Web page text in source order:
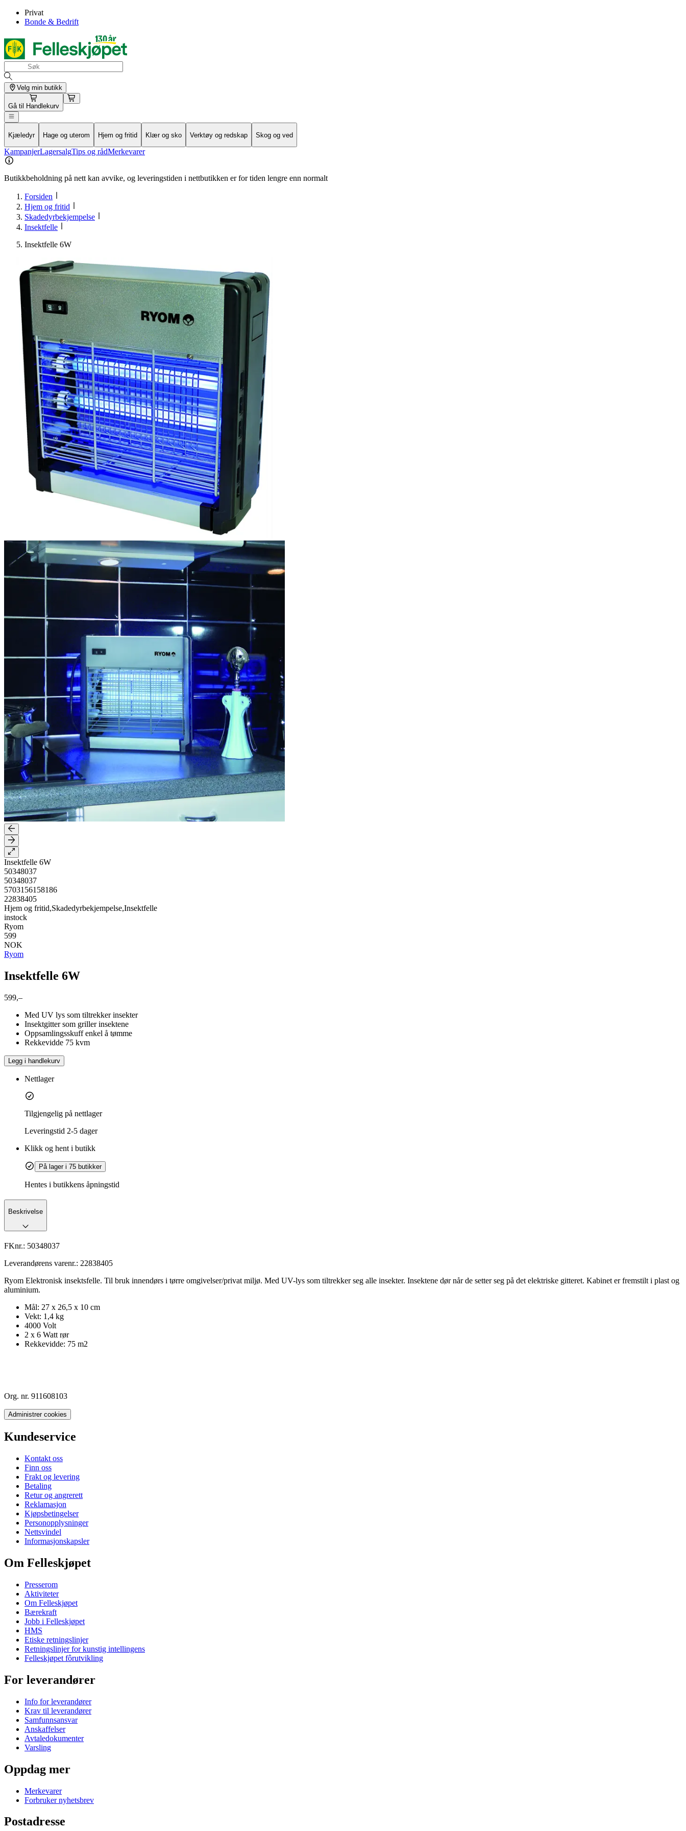
Privat
Bonde & Bedrift
Velg min butikk
Gå til Handlekurv
Kjæledyr Hage og uterom Hjem og fritid Klær og sko Verktøy og redskap Skog og ved
KampanjerLagersalgTips og rådMerkevarer
Butikkbeholdning på nett kan avvike, og leveringstiden i nettbutikken er for tiden lengre enn normalt
Forsiden
Hjem og fritid
Skadedyrbekjempelse
Insektfelle
Insektfelle 6W
Insektfelle 6W
50348037
50348037
5703156158186
22838405
Hjem og fritid,Skadedyrbekjempelse,Insektfelle
instock
Ryom
599
NOK
Ryom
Insektfelle 6W
599,–
Med UV lys som tiltrekker insekter
Insektgitter som griller insektene
Oppsamlingsskuff enkel å tømme
Rekkevidde 75 kvm
Legg i handlekurv
Nettlager
Tilgjengelig på nettlager
Leveringstid 2-5 dager
Klikk og hent i butikk
På lager i 75 butikker
Hentes i butikkens åpningstid
Beskrivelse
FKnr.: 50348037
Leverandørens varenr.: 22838405
Ryom Elektronisk insektsfelle. Til bruk innendørs i tørre omgivelser/privat miljø. Med UV-lys som tiltrekker seg alle insekter. Insektene dør når de setter seg på det elektriske gitteret. Kabinet er fremstilt i plast og
aluminium.
Mål: 27 x 26,5 x 10 cm
Vekt: 1,4 kg
4000 Volt
2 x 6 Watt rør
Rekkevidde: 75 m2
Org. nr. 911608103
Administrer cookies
Kundeservice
Kontakt oss
Finn oss
Frakt og levering
Betaling
Retur og angrerett
Reklamasjon
Kjøpsbetingelser
Personopplysninger
Nettsvindel
Informasjonskapsler
Om Felleskjøpet
Presserom
Aktiviteter
Om Felleskjøpet
Bærekraft
Jobb i Felleskjøpet
HMS
Etiske retningslinjer
Retningslinjer for kunstig intellingens
Felleskjøpet fôrutvikling
For leverandører
Info for leverandører
Krav til leverandører
Samfunnsansvar
Anskaffelser
Avtaledokumenter
Varsling
Oppdag mer
Merkevarer
Forbruker nyhetsbrev
Postadresse